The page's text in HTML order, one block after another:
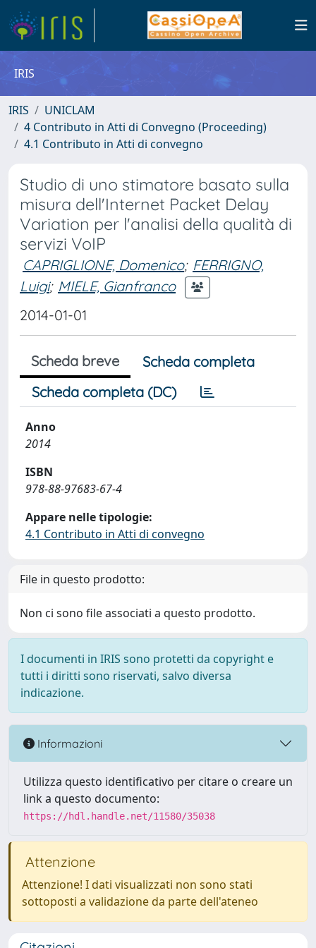
IRIS
IRIS
UNICLAM
4 Contributo in Atti di Convegno (Proceeding)
4.1 Contributo in Atti di convegno
Studio di uno stimatore basato sulla
misura dell'Internet Packet Delay
Variation per l'analisi della qualità di
servizi VoIP
CAPRIGLIONE, Domenico; FERRIGNO,
Luigi; MIELE, Gianfranco
2014-01-01
Scheda breve
Scheda completa
Scheda completa (DC)
Anno
2014
ISBN
978-88-97683-67-4
Appare nelle tipologie:
4.1 Contributo in Atti di convegno
File in questo prodotto:
Non ci sono file associati a questo prodotto.
I documenti in IRIS sono protetti da copyright e
tutti i diritti sono riservati, salvo diversa
indicazione.
Informazioni
Utilizza questo identificativo per citare o creare un
link a questo documento:
https://hdl.handle.net/11580/35038
Attenzione
Attenzione! I dati visualizzati non sono stati
sottoposti a validazione da parte dell'ateneo